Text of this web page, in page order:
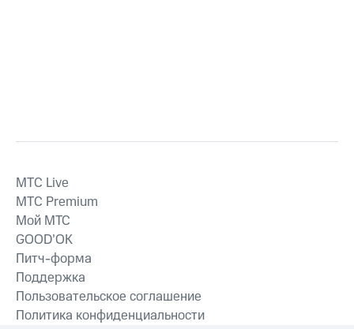
MTС Live
MTС Premium
Мой МТС
GOOD’OK
Питч-форма
Поддержка
Пользовательское соглашение
Политика конфиденциальности